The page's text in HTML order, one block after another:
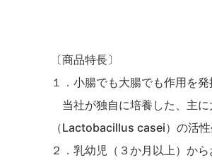
〔商品特長〕
１．小腸でも大腸でも作用を発
当社が独自に培養した、主
（Lactobacillus casei） の活
２．乳幼児（３か月以上）から